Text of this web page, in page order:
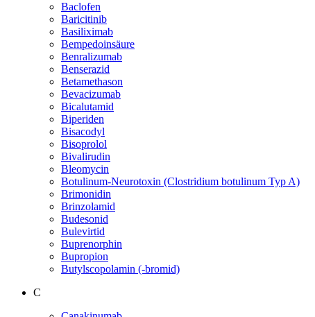
Baclofen
Baricitinib
Basiliximab
Bempedoinsäure
Benralizumab
Benserazid
Betamethason
Bevacizumab
Bicalutamid
Biperiden
Bisacodyl
Bisoprolol
Bivalirudin
Bleomycin
Botulinum-Neurotoxin (Clostridium botulinum Typ A)
Brimonidin
Brinzolamid
Budesonid
Bulevirtid
Buprenorphin
Bupropion
Butylscopolamin (-bromid)
C